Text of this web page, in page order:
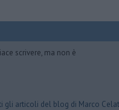
scrivere, ma non è
gli articoli del blog di Marco